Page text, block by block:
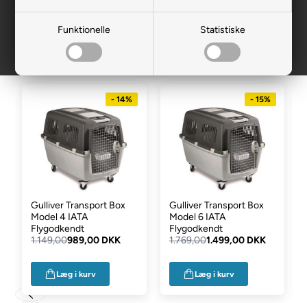
Funktionelle Statistiske
Mest populære i Hundebur
- 14%
Gulliver Transport Box
Model 4 IATA
Flygodkendt
1.149,00989,00 DKK
Læg i kurv
- 15%
Gulliver Transport Box
Model 6 IATA
Flygodkendt
1.769,001.499,00 DKK
Læg i kurv